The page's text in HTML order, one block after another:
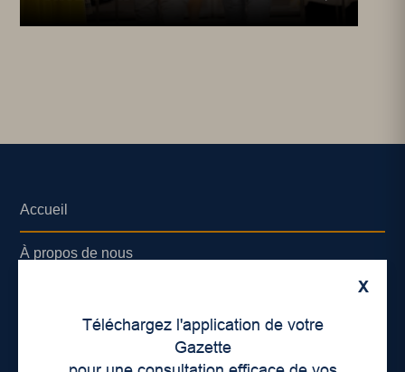
X
Téléchargez l'application de votre
Gazette
Accueil
À propos de nous